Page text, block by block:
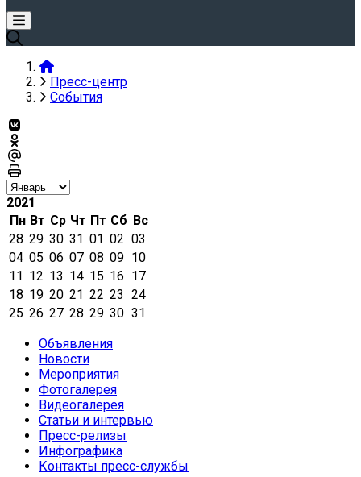
Пресс-центр
События
2021
Пн Вт Ср Чт Пт Сб Вс
28 29 30 31 01 02 03
04 05 06 07 08 09 10
11 12 13 14 15 16 17
18 19 20 21 22 23 24
25 26 27 28 29 30 31
Объявления
Новости
Мероприятия
Фотогалерея
Видеогалерея
Статьи и интервью
Пресс-релизы
Инфографика
Контакты пресс-службы